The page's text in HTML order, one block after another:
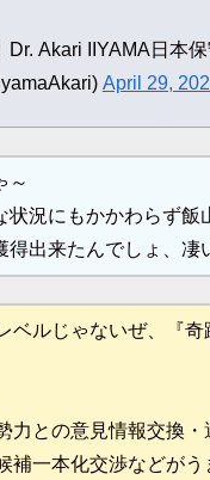
Akari IIYAMA日本
April 29,
～
状況にもかかわらず飯
得出来たんでしょ、凄
ベルじゃないぜ、『奇
力との意見情報交換・
補一本化交渉などがう